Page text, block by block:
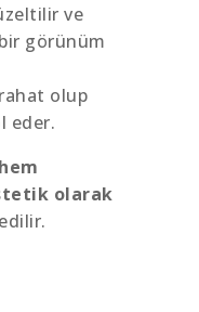
ve
görünüm
olup
eder.
hem
olarak